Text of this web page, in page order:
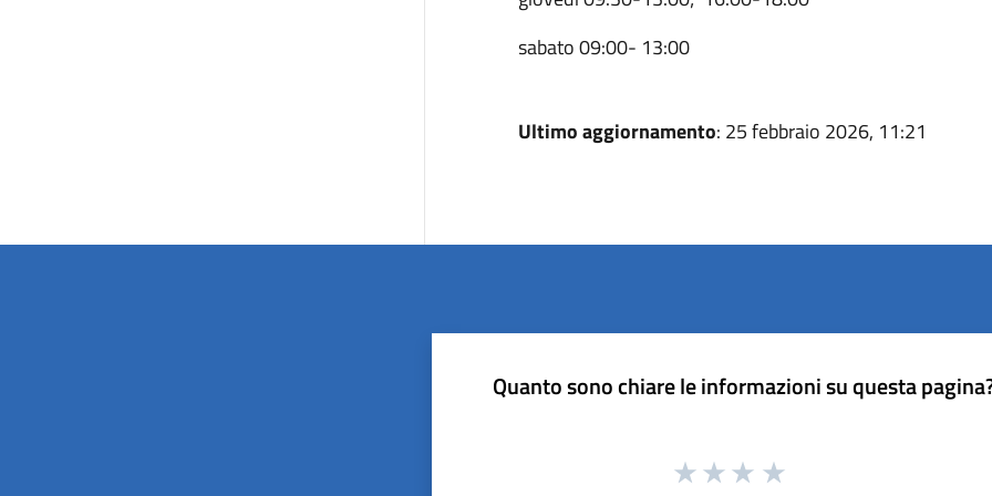
sabato 09:00- 13:00
Ultimo aggiornamento: 25 febbraio 2026, 11:21
Quanto sono chiare le informazioni su questa